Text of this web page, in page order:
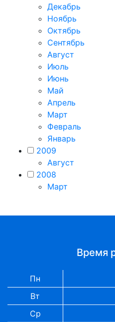
Декабрь
Ноябрь
Октябрь
Сентябрь
Август
Июль
Июнь
Май
Апрель
Март
Февраль
Январь
2009
Август
2008
Март
Время
Пн
Вт
Ср